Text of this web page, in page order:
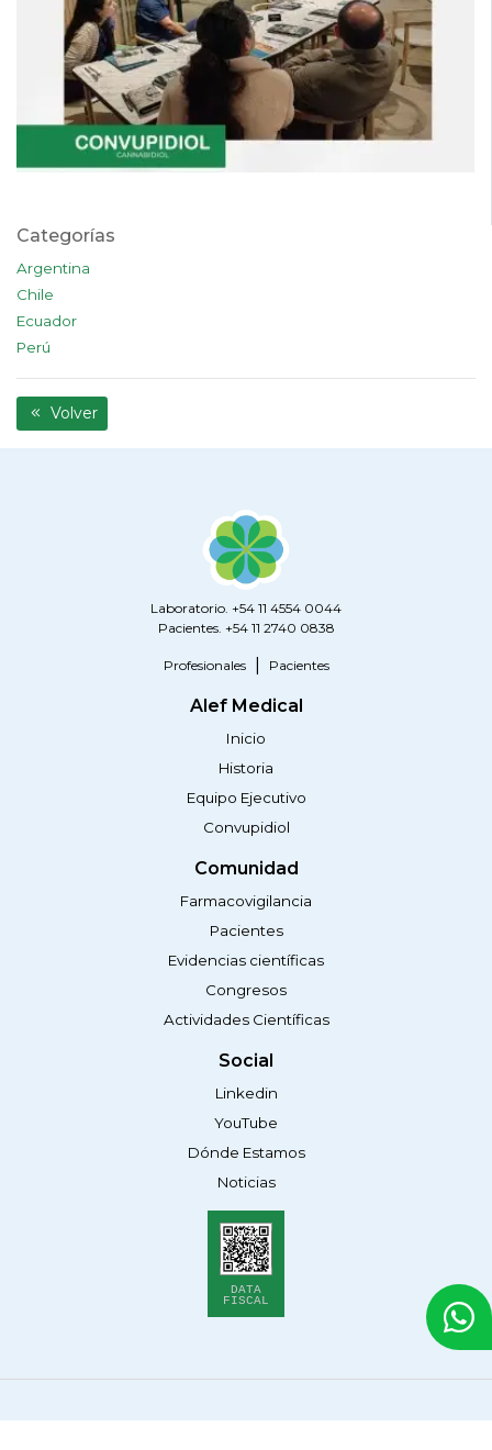
Categorías
Argentina
Chile
Ecuador
Perú
Volver
Laboratorio. +54 11 4554 0044
Pacientes. +54 11 2740 0838
Profesionales Pacientes
Alef Medical
Inicio
Historia
Equipo Ejecutivo
Convupidiol
Comunidad
Farmacovigilancia
Pacientes
Evidencias científicas
Congresos
Actividades Científicas
Social
Linkedin
YouTube
Dónde Estamos
Noticias
DATA
FISCAL
© 2026 Alef Medical Argentina. Todos los derechos